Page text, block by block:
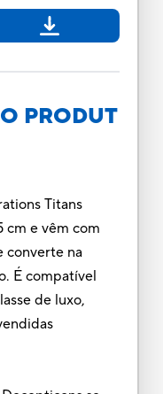
PRODUT
Titans
cm e vêm com
converte na
É compatível
de luxo,